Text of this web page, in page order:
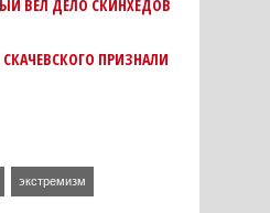
ВЕЛ ДЕЛО СКИНХЕДОВ
ПРИЗНАЛИ
экстремизм